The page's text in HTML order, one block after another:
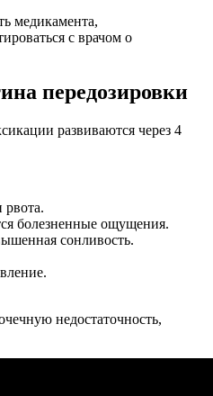
медикамента,
с врачом о
передозировки
развиваются через 4
болезненные ощущения.
сонливость.
недостаточность,